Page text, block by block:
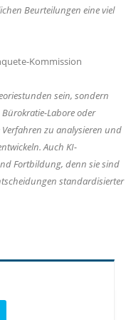
Beurteilungen eine viel
Kommission
sein, sondern
Labore oder
zu analysieren und
Auch KI-
Fortbildung, denn sie sind
standardisierter